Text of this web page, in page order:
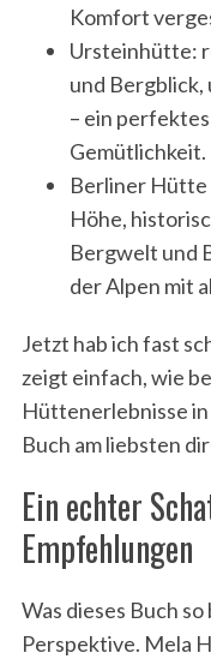
Komfort
Ursteinhütte:
und
– ein
Gemütlichkeit.
Berliner Hütte
Höhe,
Bergwelt und
der Alpen mit
Jetzt hab ich fast
zeigt einfach, wie
Hüttenerlebnisse in
Buch am liebsten
Ein echter
Empfehlungen
Was dieses Buch
Perspektive. Mela